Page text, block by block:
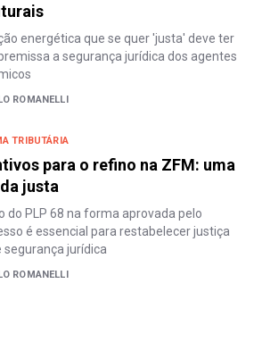
energética que se quer 'justa' deve ter
a segurança jurídica dos agentes
ROMANELLI
TRIBUTÁRIA
para o refino na ZFM: uma
justa
do PLP 68 na forma aprovada pelo
é essencial para restabelecer justiça
segurança jurídica
ROMANELLI